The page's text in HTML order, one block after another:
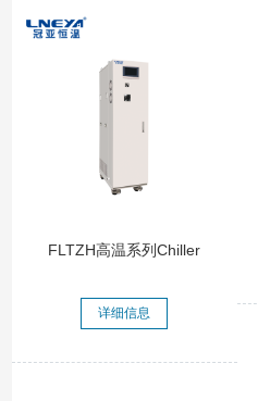
FLTZH高温系列Chiller
详细信息